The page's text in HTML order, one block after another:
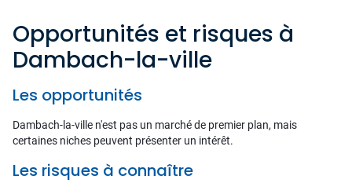
Opportunités et risques à
Dambach-la-ville
Les opportunités
Dambach-la-ville n'est pas un marché de premier plan, mais
certaines niches peuvent présenter un intérêt.
Les risques à connaître